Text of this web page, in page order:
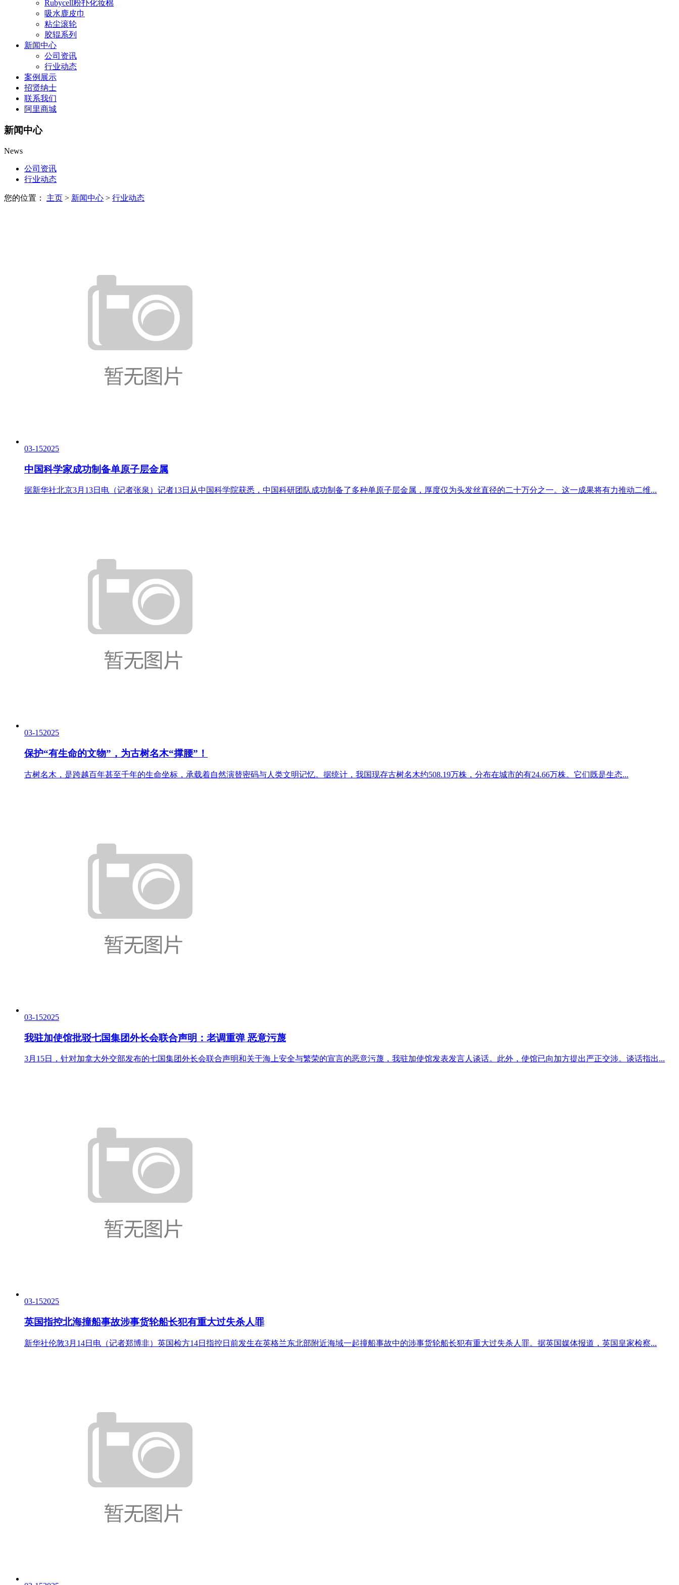
Rubycell粉扑化妆棉
吸水鹿皮巾
粘尘滚轮
胶辊系列
新闻中心
公司资讯
行业动态
案例展示
招贤纳士
联系我们
阿里商城
新闻中心
News
公司资讯
行业动态
您的位置： 主页 > 新闻中心 > 行业动态
03-152025
中国科学家成功制备单原子层金属
据新华社北京3月13日电（记者张泉）记者13日从中国科学院获悉，中国科研团队成功制备了多种单原子层金属，厚度仅为头发丝直径的二十万分之一。这一成果将有力推动二维...
03-152025
保护“有生命的文物”，为古树名木“撑腰”！
古树名木，是跨越百年甚至千年的生命坐标，承载着自然演替密码与人类文明记忆。据统计，我国现存古树名木约508.19万株，分布在城市的有24.66万株。它们既是生态...
03-152025
我驻加使馆批驳七国集团外长会联合声明：老调重弹 恶意污蔑
3月15日，针对加拿大外交部发布的七国集团外长会联合声明和关于海上安全与繁荣的宣言的恶意污蔑，我驻加使馆发表发言人谈话。此外，使馆已向加方提出严正交涉。谈话指出...
03-152025
英国指控北海撞船事故涉事货轮船长犯有重大过失杀人罪
新华社伦敦3月14日电（记者郑博非）英国检方14日指控日前发生在英格兰东北部附近海域一起撞船事故中的涉事货轮船长犯有重大过失杀人罪。据英国媒体报道，英国皇家检察...